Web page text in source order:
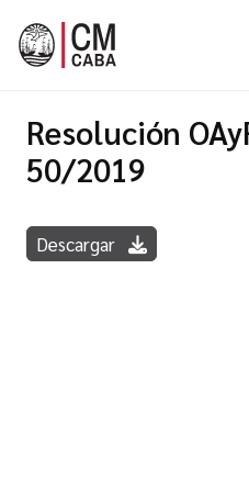
Resolución
50/2019
Descargar